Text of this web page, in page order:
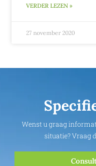
VERDER LEZEN »
27 november 2020
Wenst u graag
situatie? Vraag